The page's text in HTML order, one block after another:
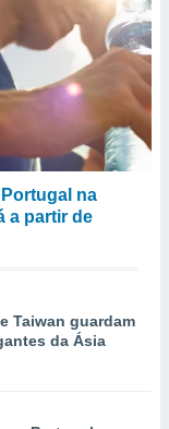
na
a partir de
Taiwan guardam
da Ásia